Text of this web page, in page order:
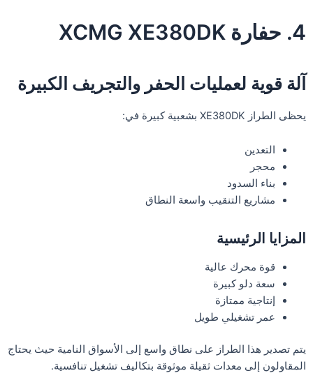
4. حفارة XCMG XE380DK
آلة قوية لعمليات الحفر والتجريف الكبيرة
يحظى الطراز XE380DK بشعبية كبيرة في:
التعدين
محجر
بناء السدود
مشاريع التنقيب واسعة النطاق
المزايا الرئيسية
قوة محرك عالية
سعة دلو كبيرة
إنتاجية ممتازة
عمر تشغيلي طويل
يتم تصدير هذا الطراز على نطاق واسع إلى الأسواق النامية حيث يحتاج
المقاولون إلى معدات ثقيلة موثوقة بتكاليف تشغيل تنافسية.